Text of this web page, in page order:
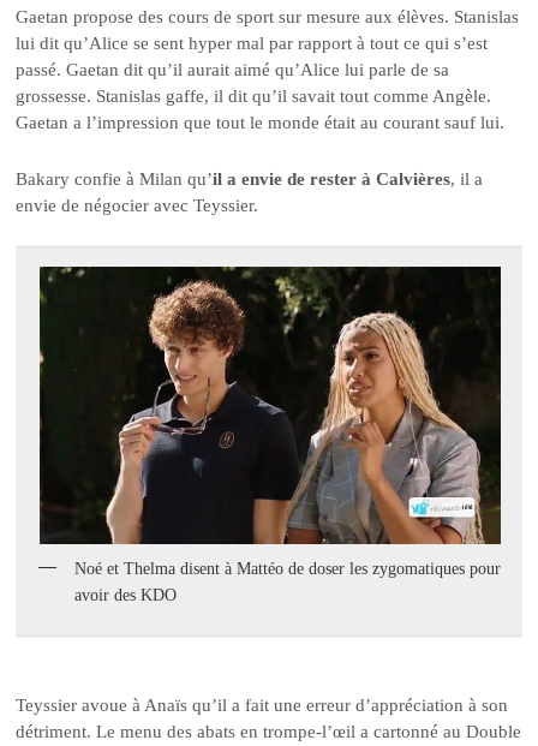
Gaetan propose des cours de sport sur mesure aux élèves. Stanislas
lui dit qu’Alice se sent hyper mal par rapport à tout ce qui s’est
passé. Gaetan dit qu’il aurait aimé qu’Alice lui parle de sa
grossesse. Stanislas gaffe, il dit qu’il savait tout comme Angèle.
Gaetan a l’impression que tout le monde était au courant sauf lui.
Bakary confie à Milan qu’il a envie de rester à Calvières, il a
envie de négocier avec Teyssier.
Noé et Thelma disent à Mattéo de doser les zygomatiques pour
avoir des KDO
Teyssier avoue à Anaïs qu’il a fait une erreur d’appréciation à son
détriment. Le menu des abats en trompe-l’œil a cartonné au Double